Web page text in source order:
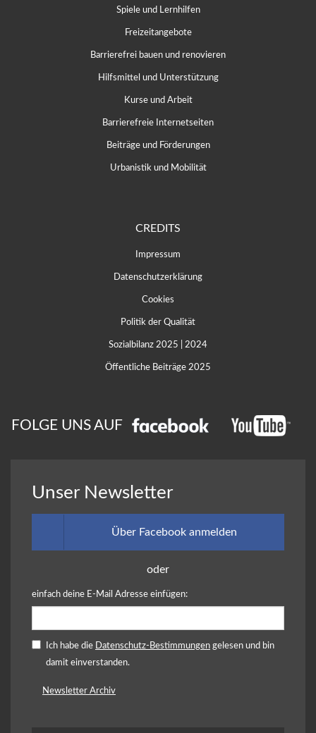
Spiele und Lernhilfen
Freizeitangebote
Barrierefrei bauen und renovieren
Hilfsmittel und Unterstützung
Kurse und Arbeit
Barrierefreie Internetseiten
Beiträge und Förderungen
Urbanistik und Mobilität
CREDITS
Impressum
Datenschutzerklärung
Cookies
Politik der Qualität
Sozialbilanz 2025 2024
Öffentliche Beiträge 2025
FOLGE UNS AUF
Unser Newsletter
Über Facebook anmelden
oder
einfach deine E-Mail Adresse einfügen:
Ich habe die Datenschutz-Bestimmungen gelesen und bin
damit einverstanden.
Newsletter Archiv